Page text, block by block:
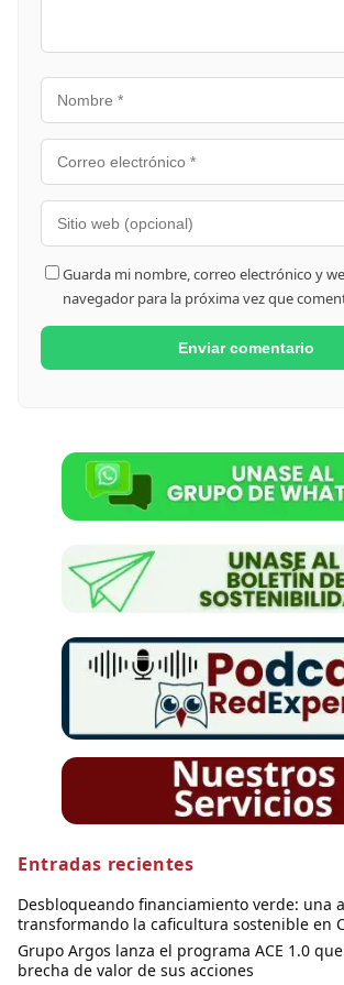
Guarda mi nombre, correo electrónico y
navegador para la próxima vez que
Entradas recientes
Desbloqueando financiamiento verde: una
transformando la caficultura sostenible en
Grupo Argos lanza el programa ACE 1.0
brecha de valor de sus acciones